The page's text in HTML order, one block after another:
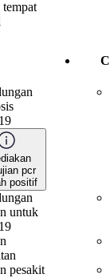
tempat
pcr
positif
untuk
pesakit